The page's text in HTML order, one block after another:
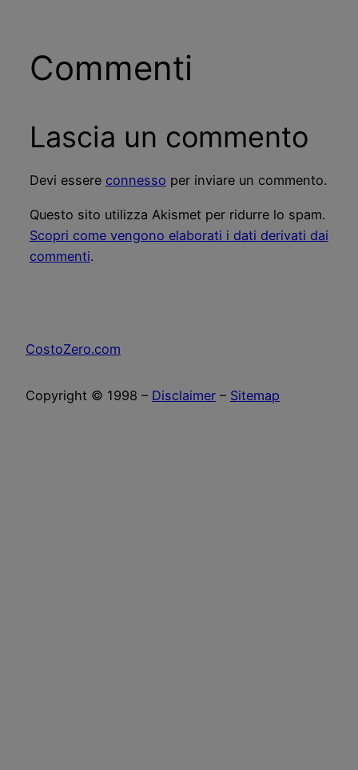
Commenti
Lascia un commento
Devi essere connesso per inviare un commento.
Questo sito utilizza Akismet per ridurre lo spam.
Scopri come vengono elaborati i dati derivati dai
commenti.
CostoZero.com
Copyright © 1998 – Disclaimer – Sitemap